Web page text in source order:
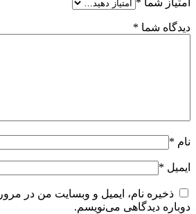
امتیاز شما *
دیدگاه شما *
نام *
ایمیل *
ذخیره نام، ایمیل و وبسایت من در
دوباره دیدگاهی می‌نویسم.